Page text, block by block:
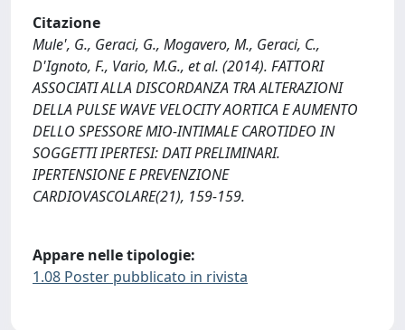
Citazione
Mule', G., Geraci, G., Mogavero, M., Geraci, C.,
D'Ignoto, F., Vario, M.G., et al. (2014). FATTORI
ASSOCIATI ALLA DISCORDANZA TRA ALTERAZIONI
DELLA PULSE WAVE VELOCITY AORTICA E AUMENTO
DELLO SPESSORE MIO-INTIMALE CAROTIDEO IN
SOGGETTI IPERTESI: DATI PRELIMINARI.
IPERTENSIONE E PREVENZIONE
CARDIOVASCOLARE(21), 159-159.
Appare nelle tipologie:
1.08 Poster pubblicato in rivista